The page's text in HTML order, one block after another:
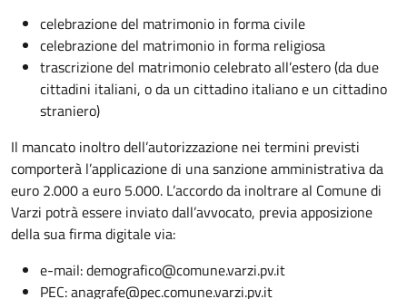
celebrazione del matrimonio in forma civile
celebrazione del matrimonio in forma religiosa
trascrizione del matrimonio celebrato all’estero (da due
cittadini italiani, o da un cittadino italiano e un cittadino
straniero)
Il mancato inoltro dell’autorizzazione nei termini previsti
comporterà l’applicazione di una sanzione amministrativa da
euro 2.000 a euro 5.000. L’accordo da inoltrare al Comune di
Varzi potrà essere inviato dall’avvocato, previa apposizione
della sua firma digitale via:
e-mail: demografico@comune.varzi.pv.it
PEC: anagrafe@pec.comune.varzi.pv.it